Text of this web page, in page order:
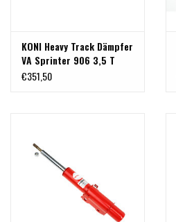
KONI Heavy Track Dämpfer
VA Sprinter 906 3,5 T
2WD
€351,50